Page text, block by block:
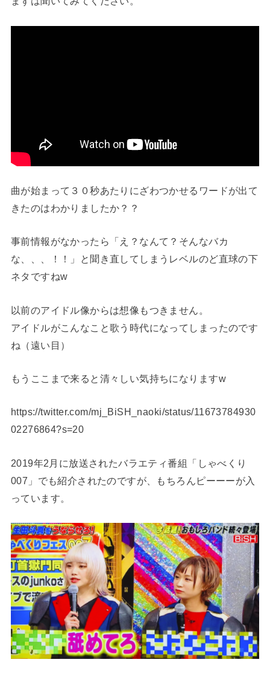
曲が始まって３０秒あたりにざわつかせるワードが出て
きたのはわかりましたか？？
事前情報がなかったら「え？なんて？そんなバカ
な、、、！！」と聞き直してしまうレベルのど直球の下
ネタですねw
以前のアイドル像からは想像もつきません。
アイドルがこんなこと歌う時代になってしまったのです
ね（遠い目）
もうここまで来ると清々しい気持ちになりますw
https://twitter.com/mj_BiSH_naoki/status/11673784930
02276864?s=20
2019年2月に放送されたバラエティ番組「しゃべくり
007」でも紹介されたのですが、もちろんピーーーが入
っています。